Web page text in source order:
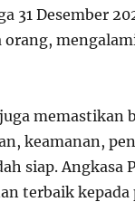
31 Desember
orang,
memastikan
keamanan,
siap.
terbaik kepada